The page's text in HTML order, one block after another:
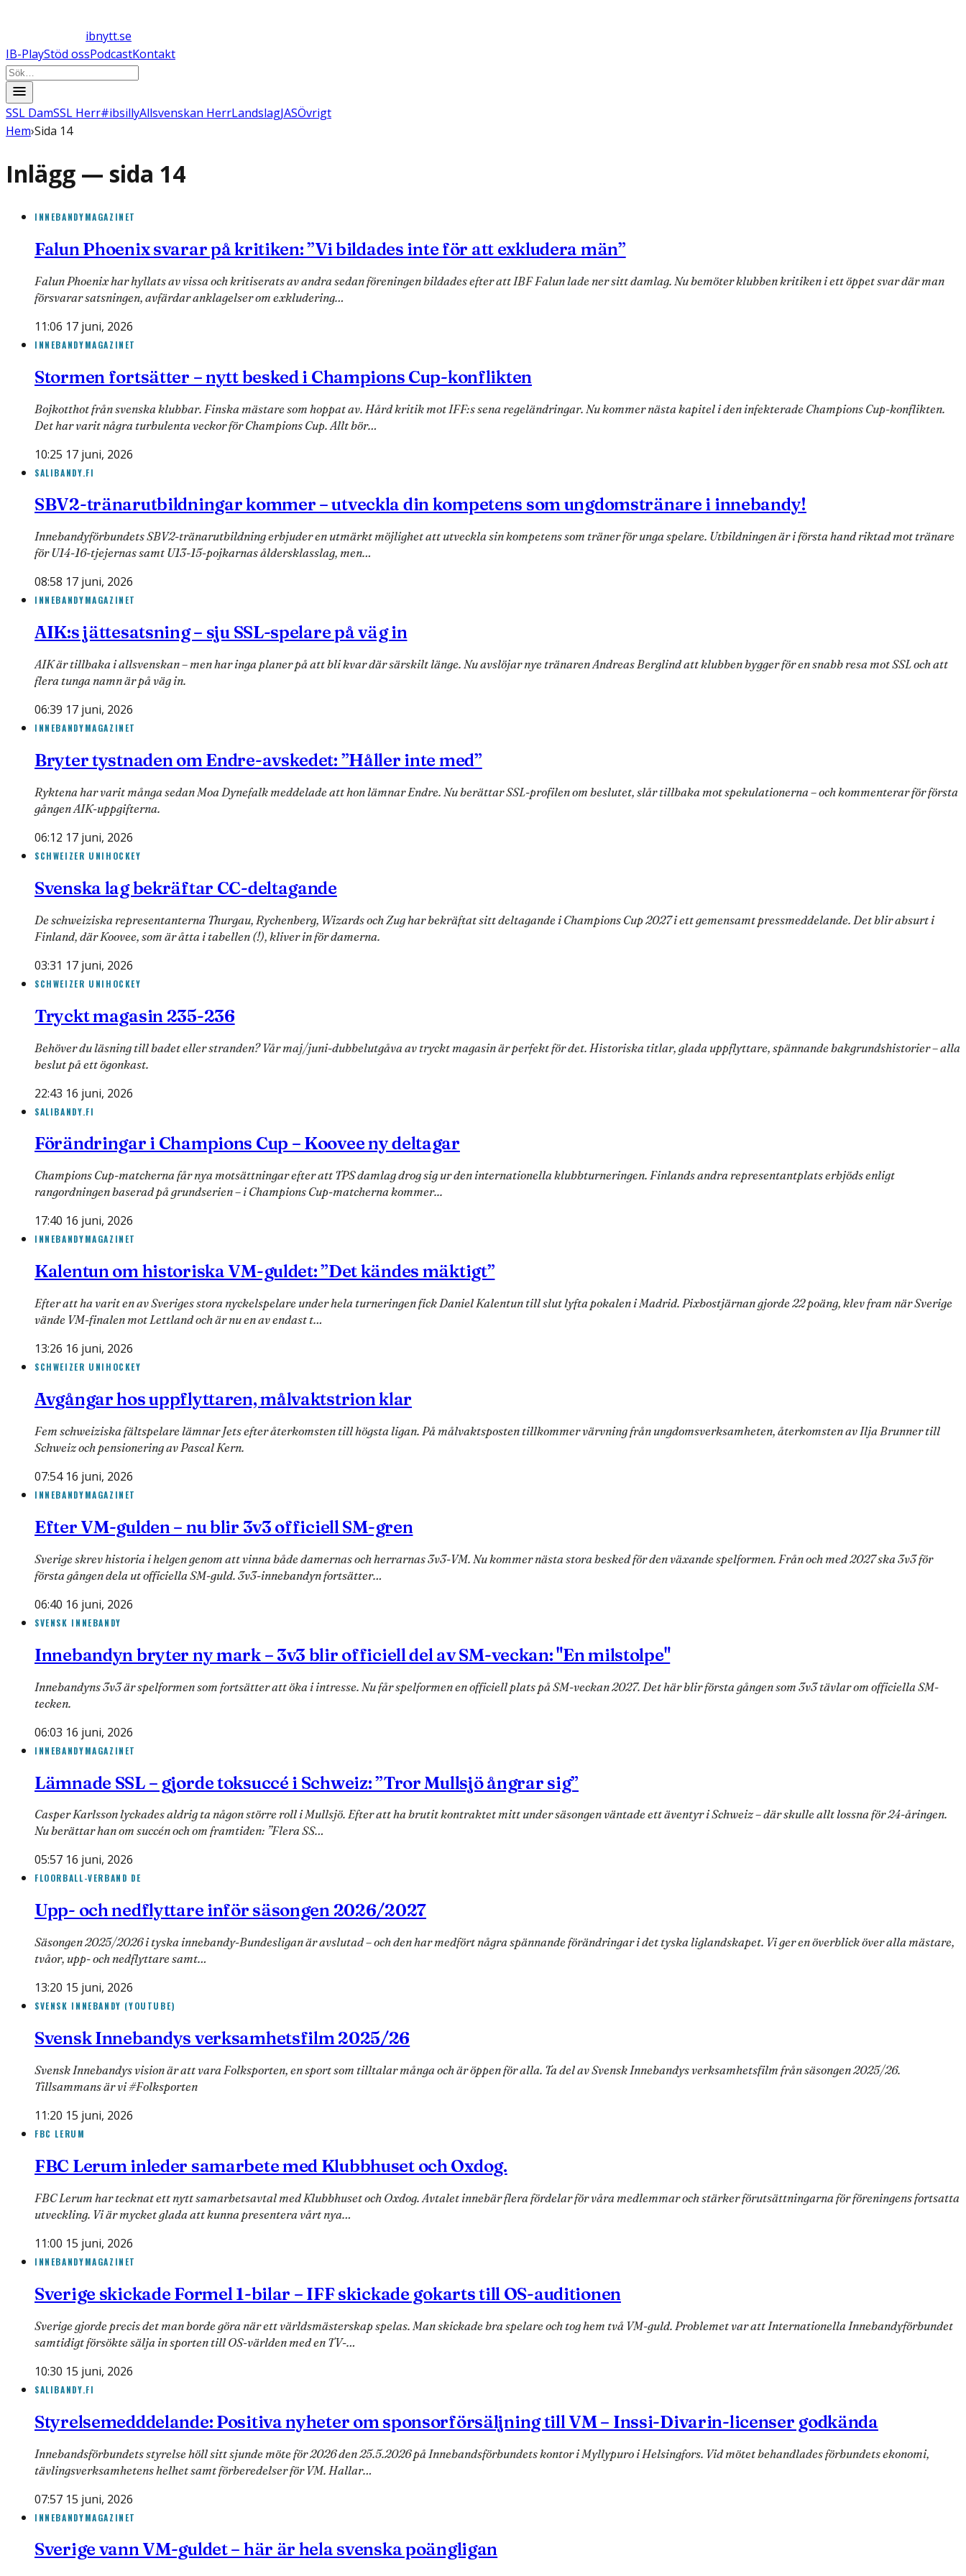
ibnytt.se
IB-PlayStöd ossPodcastKontakt
SSL DamSSL Herr#ibsillyAllsvenskan HerrLandslagJASÖvrigt
Hem›Sida 14
Inlägg — sida 14
INNEBANDYMAGAZINET
Falun Phoenix svarar på kritiken: ”Vi bildades inte för att exkludera män”
Falun Phoenix har hyllats av vissa och kritiserats av andra sedan föreningen bildades efter att IBF Falun lade ner sitt damlag. Nu bemöter klubben kritiken i ett öppet svar där man
försvarar satsningen, avfärdar anklagelser om exkludering…
11:06 17 juni, 2026
INNEBANDYMAGAZINET
Stormen fortsätter – nytt besked i Champions Cup-konflikten
Bojkotthot från svenska klubbar. Finska mästare som hoppat av. Hård kritik mot IFF:s sena regeländringar. Nu kommer nästa kapitel i den infekterade Champions Cup-konflikten.
Det har varit några turbulenta veckor för Champions Cup. Allt bör…
10:25 17 juni, 2026
SALIBANDY.FI
SBV2-tränarutbildningar kommer – utveckla din kompetens som ungdomstränare i innebandy!
Innebandyförbundets SBV2-tränarutbildning erbjuder en utmärkt möjlighet att utveckla sin kompetens som träner för unga spelare. Utbildningen är i första hand riktad mot tränare
för U14-16-tjejernas samt U13-15-pojkarnas åldersklasslag, men…
08:58 17 juni, 2026
INNEBANDYMAGAZINET
AIK:s jättesatsning – sju SSL-spelare på väg in
AIK är tillbaka i allsvenskan – men har inga planer på att bli kvar där särskilt länge. Nu avslöjar nye tränaren Andreas Berglind att klubben bygger för en snabb resa mot SSL och att
flera tunga namn är på väg in.
06:39 17 juni, 2026
INNEBANDYMAGAZINET
Bryter tystnaden om Endre-avskedet: ”Håller inte med”
Ryktena har varit många sedan Moa Dynefalk meddelade att hon lämnar Endre. Nu berättar SSL-profilen om beslutet, slår tillbaka mot spekulationerna – och kommenterar för första
gången AIK-uppgifterna.
06:12 17 juni, 2026
SCHWEIZER UNIHOCKEY
Svenska lag bekräftar CC-deltagande
De schweiziska representanterna Thurgau, Rychenberg, Wizards och Zug har bekräftat sitt deltagande i Champions Cup 2027 i ett gemensamt pressmeddelande. Det blir absurt i
Finland, där Koovee, som är åtta i tabellen (!), kliver in för damerna.
03:31 17 juni, 2026
SCHWEIZER UNIHOCKEY
Tryckt magasin 235-236
Behöver du läsning till badet eller stranden? Vår maj/juni-dubbelutgåva av tryckt magasin är perfekt för det. Historiska titlar, glada uppflyttare, spännande bakgrundshistorier – alla
beslut på ett ögonkast.
22:43 16 juni, 2026
SALIBANDY.FI
Förändringar i Champions Cup – Koovee ny deltagar
Champions Cup-matcherna får nya motsättningar efter att TPS damlag drog sig ur den internationella klubbturneringen. Finlands andra representantplats erbjöds enligt
rangordningen baserad på grundserien – i Champions Cup-matcherna kommer...
17:40 16 juni, 2026
INNEBANDYMAGAZINET
Kalentun om historiska VM-guldet: ”Det kändes mäktigt”
Efter att ha varit en av Sveriges stora nyckelspelare under hela turneringen fick Daniel Kalentun till slut lyfta pokalen i Madrid. Pixbostjärnan gjorde 22 poäng, klev fram när Sverige
vände VM-finalen mot Lettland och är nu en av endast t…
13:26 16 juni, 2026
SCHWEIZER UNIHOCKEY
Avgångar hos uppflyttaren, målvaktstrion klar
Fem schweiziska fältspelare lämnar Jets efter återkomsten till högsta ligan. På målvaktsposten tillkommer värvning från ungdomsverksamheten, återkomsten av Ilja Brunner till
Schweiz och pensionering av Pascal Kern.
07:54 16 juni, 2026
INNEBANDYMAGAZINET
Efter VM-gulden – nu blir 3v3 officiell SM-gren
Sverige skrev historia i helgen genom att vinna både damernas och herrarnas 3v3-VM. Nu kommer nästa stora besked för den växande spelformen. Från och med 2027 ska 3v3 för
första gången dela ut officiella SM-guld. 3v3-innebandyn fortsätter…
06:40 16 juni, 2026
SVENSK INNEBANDY
Innebandyn bryter ny mark – 3v3 blir officiell del av SM-veckan: "En milstolpe"
Innebandyns 3v3 är spelformen som fortsätter att öka i intresse. Nu får spelformen en officiell plats på SM-veckan 2027. Det här blir första gången som 3v3 tävlar om officiella SM-
tecken.
06:03 16 juni, 2026
INNEBANDYMAGAZINET
Lämnade SSL – gjorde toksuccé i Schweiz: ”Tror Mullsjö ångrar sig”
Casper Karlsson lyckades aldrig ta någon större roll i Mullsjö. Efter att ha brutit kontraktet mitt under säsongen väntade ett äventyr i Schweiz – där skulle allt lossna för 24-åringen.
Nu berättar han om succén och om framtiden: ”Flera SS…
05:57 16 juni, 2026
FLOORBALL-VERBAND DE
Upp- och nedflyttare inför säsongen 2026/2027
Säsongen 2025/2026 i tyska innebandy-Bundesligan är avslutad – och den har medfört några spännande förändringar i det tyska liglandskapet. Vi ger en överblick över alla mästare,
tvåor, upp- och nedflyttare samt…
13:20 15 juni, 2026
SVENSK INNEBANDY (YOUTUBE)
Svensk Innebandys verksamhetsfilm 2025/26
Svensk Innebandys vision är att vara Folksporten, en sport som tilltalar många och är öppen för alla. Ta del av Svensk Innebandys verksamhetsfilm från säsongen 2025/26.
Tillsammans är vi #Folksporten
11:20 15 juni, 2026
FBC LERUM
FBC Lerum inleder samarbete med Klubbhuset och Oxdog.
FBC Lerum har tecknat ett nytt samarbetsavtal med Klubbhuset och Oxdog. Avtalet innebär flera fördelar för våra medlemmar och stärker förutsättningarna för föreningens fortsatta
utveckling. Vi är mycket glada att kunna presentera vårt nya…
11:00 15 juni, 2026
INNEBANDYMAGAZINET
Sverige skickade Formel 1-bilar – IFF skickade gokarts till OS-auditionen
Sverige gjorde precis det man borde göra när ett världsmästerskap spelas. Man skickade bra spelare och tog hem två VM-guld. Problemet var att Internationella Innebandyförbundet
samtidigt försökte sälja in sporten till OS-världen med en TV-…
10:30 15 juni, 2026
SALIBANDY.FI
Styrelsemedddelande: Positiva nyheter om sponsorförsäljning till VM – Inssi-Divarin-licenser godkända
Innebandsförbundets styrelse höll sitt sjunde möte för 2026 den 25.5.2026 på Innebandsförbundets kontor i Myllypuro i Helsingfors. Vid mötet behandlades förbundets ekonomi,
tävlingsverksamhetens helhet samt förberedelser för VM. Hallar…
07:57 15 juni, 2026
INNEBANDYMAGAZINET
Sverige vann VM-guldet – här är hela svenska poängligan